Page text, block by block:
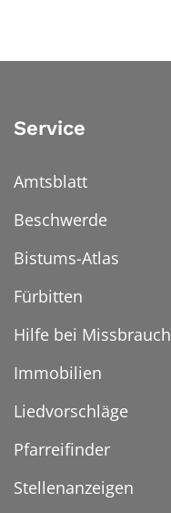
Service
Amtsblatt
Beschwerde
Bistums-Atlas
Fürbitten
Hilfe bei Missbrauch
Immobilien
Liedvorschläge
Pfarreifinder
Stellenanzeigen